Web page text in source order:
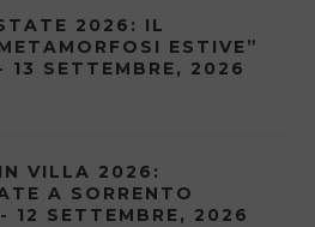
2026: IL
ESTIVE”
13 SETTEMBRE, 2026
VILLA 2026:
A SORRENTO
12 SETTEMBRE, 2026